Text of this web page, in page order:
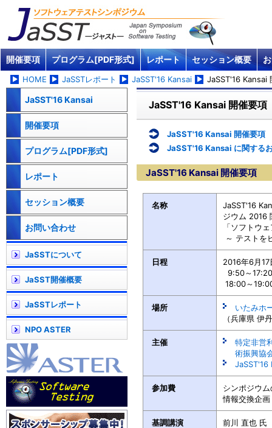
開催要項 プログラム[PDF形式] レポート セッション概要
HOME JaSSTレポート JaSST'16 Kansai JaSST'16 Kansai
JaSST'16 Kansai 開催要項
JaSST'16 Kansai 開催要項
JaSST'16 Kansai に関する
JaSST'16 Kansai 開催要項
名称
JaSST'16
ジウム 2016
「ソフトウ
～ テストを
日程
2016年6月
9:50～
18:00～
場所
いたみホ
（兵庫県 伊
主催
特定非営
術振興協
JaSST'16
参加費
シンポジウ
情報交換
基調講演
前川 直也 氏
JaSST'16 Kansai
開催要項
プログラム[PDF形式]
レポート
セッション概要
お問い合わせ
JaSSTについて
JaSST開催概要
JaSSTレポート
NPO ASTER